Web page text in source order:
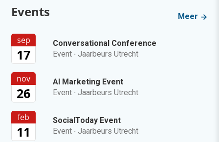
Events Meer
sep
17
Conversational Conference
Event · Jaarbeurs Utrecht
nov
26
AI Marketing Event
Event · Jaarbeurs Utrecht
feb
11
SocialToday Event
Event · Jaarbeurs Utrecht